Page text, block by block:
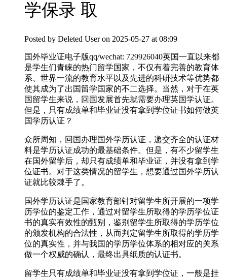
学保录 取
Posted by Deleted User on 2025-05-27 at 08:09
国外毕业证电子版qq/wechat: 729926040英国一直以来都
是学生们青睐的热门留学国家，不仅有着完善的教育体
系、世界一流的教育水平以及先进的科研技术等优势都
使其成为了出国留学国家的不二选择。当然，对于在英
国留学生来说，回国发展首先就需要办理英国学认证。
但是，只有成绩单和毕业证没有拿到学位证书如何做英
国学历认证？
众所周知，回国办理国外学历认证，递交齐全的认证材
料是学历认证成功的最基础条件。但是，有不少留学生
在国外留学后，却只有成绩单和毕业证，并没有拿到学
位证书。对于这类情况的留学生，想要通过国外学历认
证就比较棘手了。
国外学历认证是国家教育部针对留学生所开展的一项学
历学位的鉴定工作，通过对留学生所取得的学历学位证
书的真实有效性的甄别，鉴别留学生所取得的学历学位
的颁发机构的合法性，从而判定留学生所取得的学历学
位的真实性，并与我国的学历学位体系的相对应的关系
做一个权威的确认，最终出具纸质的认证书。
留学生只有成绩单和毕业证没有拿到学位证，一般是挂